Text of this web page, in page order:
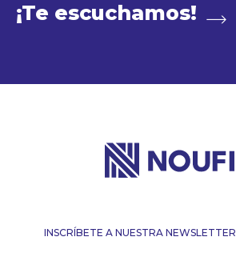
¡Te escuchamos!
INSCRÍBETE A NUESTRA NEWSLETTER